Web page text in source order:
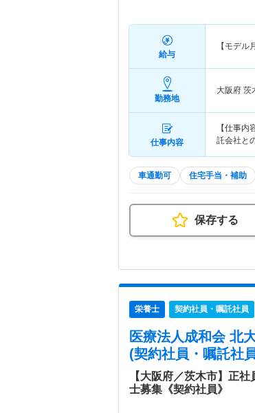
給与
【モデル
勤務地
大阪府 茨
仕事内容
【仕事
託会社と
車通勤可 住宅手当・補助
保存する
栄養士 契約社員・嘱託社員
医療法人成和会 北
(契約社員・嘱託社
【大阪府／茨木市】正
士募集《契約社員》